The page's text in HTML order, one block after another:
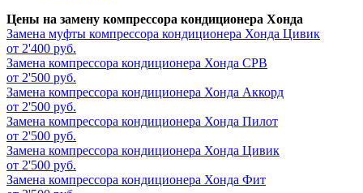
Цены на замену компрессора кондиционера Хонда
Замена муфты компрессора кондиционера Хонда Цивик
от 2'400 руб.
Замена компрессора кондиционера Хонда СРВ
от 2'500 руб.
Замена компрессора кондиционера Хонда Аккорд
от 2'500 руб.
Замена компрессора кондиционера Хонда Пилот
от 2'500 руб.
Замена компрессора кондиционера Хонда Цивик
от 2'500 руб.
Замена компрессора кондиционера Хонда Фит